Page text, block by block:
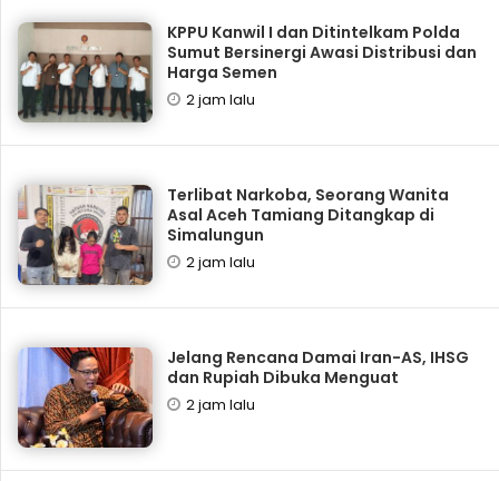
KPPU Kanwil I dan Ditintelkam Polda
Sumut Bersinergi Awasi Distribusi dan
Harga Semen
2 jam lalu
Terlibat Narkoba, Seorang Wanita
Asal Aceh Tamiang Ditangkap di
Simalungun
2 jam lalu
Jelang Rencana Damai Iran-AS, IHSG
dan Rupiah Dibuka Menguat
2 jam lalu